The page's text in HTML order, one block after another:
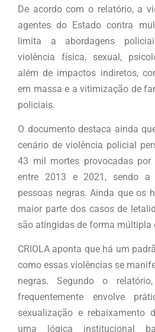
De acordo com o relatório, a
agentes do Estado contra
limita a abordagens
violência física, sexual,
além de impactos indiretos,
em massa e a vitimização de
policiais.
O documento destaca ainda
cenário de violência policial
43 mil mortes provocadas por
entre 2013 e 2021, sendo
pessoas negras. Ainda que os
maior parte dos casos de
são atingidas de forma múltipla
CRIOLA aponta que há um
como essas violências se
negras. Segundo o
frequentemente envolve
sexualização e rebaixamento
uma lógica institucional